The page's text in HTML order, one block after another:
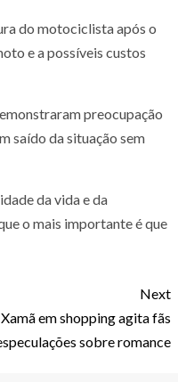
do motociclista após o
e a possíveis custos
preocupação
saído da situação sem
da vida e da
o mais importante é que
Next
em shopping agita fãs
sobre romance